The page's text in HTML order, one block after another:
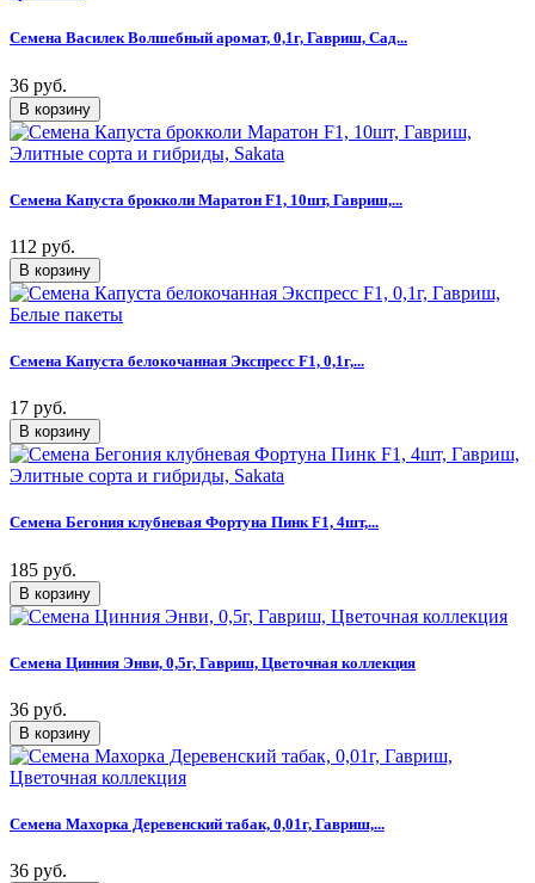
Семена Василек Волшебный аромат, 0,1г, Гавриш, Сад...
36 руб.
Семена Капуста брокколи Маратон F1, 10шт, Гавриш,...
112 руб.
Семена Капуста белокочанная Экспресс F1, 0,1г,...
17 руб.
Семена Бегония клубневая Фортуна Пинк F1, 4шт,...
185 руб.
Семена Цинния Энви, 0,5г, Гавриш, Цветочная коллекция
36 руб.
Семена Махорка Деревенский табак, 0,01г, Гавриш,...
36 руб.